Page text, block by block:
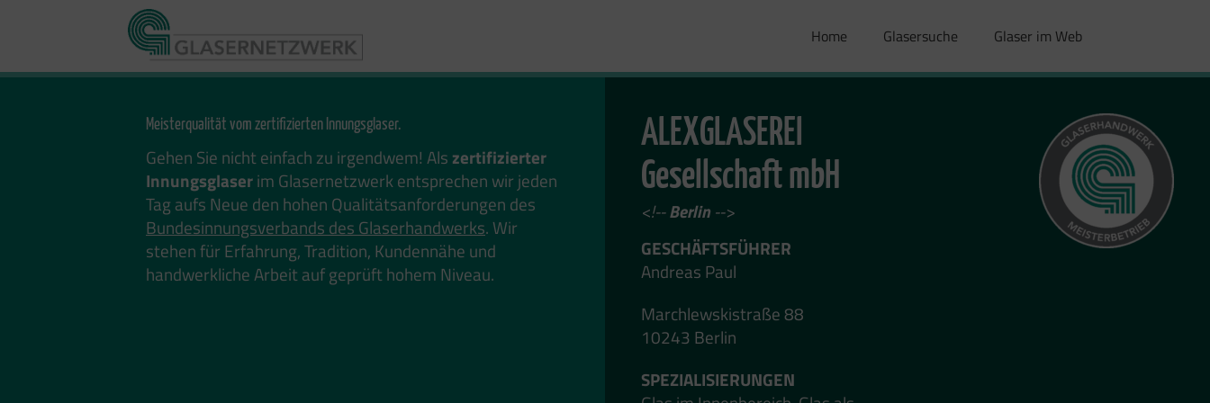
Home Glasersuche Glaser im Web
Meisterqualität vom zertifizierten Innungsglaser.
Gehen Sie nicht einfach zu irgendwem! Als zertifizierter
Innungsglaserim Glasernetzwerk entsprechen wir jeden
Tag aufs Neue den hohen Qualitätsanforderungen des
Bundesinnungsverbands des Glaserhandwerks. Wir
stehen für Erfahrung, Tradition, Kundennähe und
handwerkliche Arbeit auf geprüft hohem Niveau.
ALEXGLASEREI
Gesellschaft mbH
<!--Berlin -->
GESCHÄFTSFÜHRER
Andreas Paul
Marchlewskistraße 88
10243 Berlin
SPEZIALISIERUNGEN